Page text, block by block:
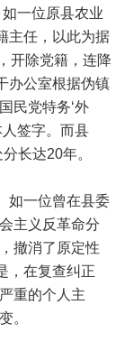
一位原县农业
主任，以此为据
开除党籍，连降
办公室根据伪镇
民党特务‘外
人签字。而县
长达20年。
如一位曾在县委
主义反革命分
撤消了原定性
，在复查纠正
重的个人主
。